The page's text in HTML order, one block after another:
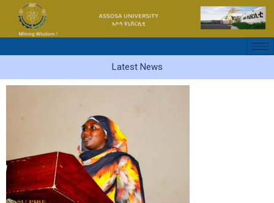
content
Latest News
ፕሮግራም
ተጠቃሚ
ተማሪዎች
የሕይወት
ክህሎት